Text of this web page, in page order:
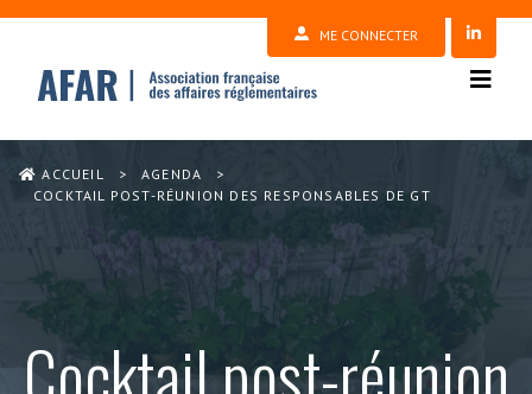
ME CONNECTER
ACCUEIL > AGENDA
>
COCKTAIL POST-RÉUNION DES RESPONSABLES DE GT